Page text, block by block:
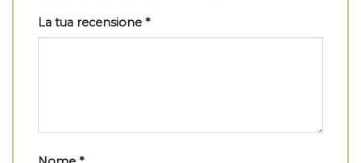
La tua recensione *